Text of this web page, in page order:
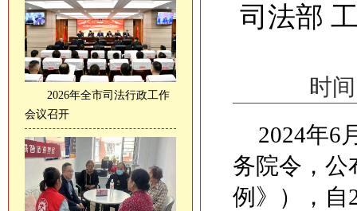
2026年全市司法行政工作
会议召开
司法部
时
2024年6
务院令，公
例》），自